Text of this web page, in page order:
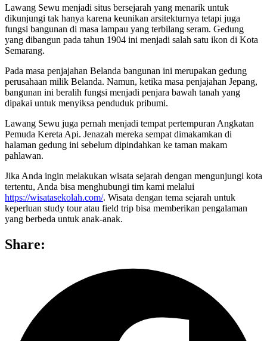
Lawang Sewu menjadi situs bersejarah yang menarik untuk
dikunjungi tak hanya karena keunikan arsitekturnya tetapi juga
fungsi bangunan di masa lampau yang terbilang seram. Gedung
yang dibangun pada tahun 1904 ini menjadi salah satu ikon di Kota
Semarang.
Pada masa penjajahan Belanda bangunan ini merupakan gedung
perusahaan milik Belanda. Namun, ketika masa penjajahan Jepang,
bangunan ini beralih fungsi menjadi penjara bawah tanah yang
dipakai untuk menyiksa penduduk pribumi.
Lawang Sewu juga pernah menjadi tempat pertempuran Angkatan
Pemuda Kereta Api. Jenazah mereka sempat dimakamkan di
halaman gedung ini sebelum dipindahkan ke taman makam
pahlawan.
Jika Anda ingin melakukan wisata sejarah dengan mengunjungi kota
tertentu, Anda bisa menghubungi tim kami melalui
https://wisatasekolah.com/. Wisata dengan tema sejarah untuk
keperluan study tour atau field trip bisa memberikan pengalaman
yang berbeda untuk anak-anak.
Share: